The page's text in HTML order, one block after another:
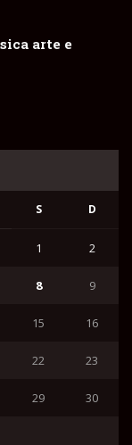
arte e
S D
1 2
8 9
15 16
22 23
29 30